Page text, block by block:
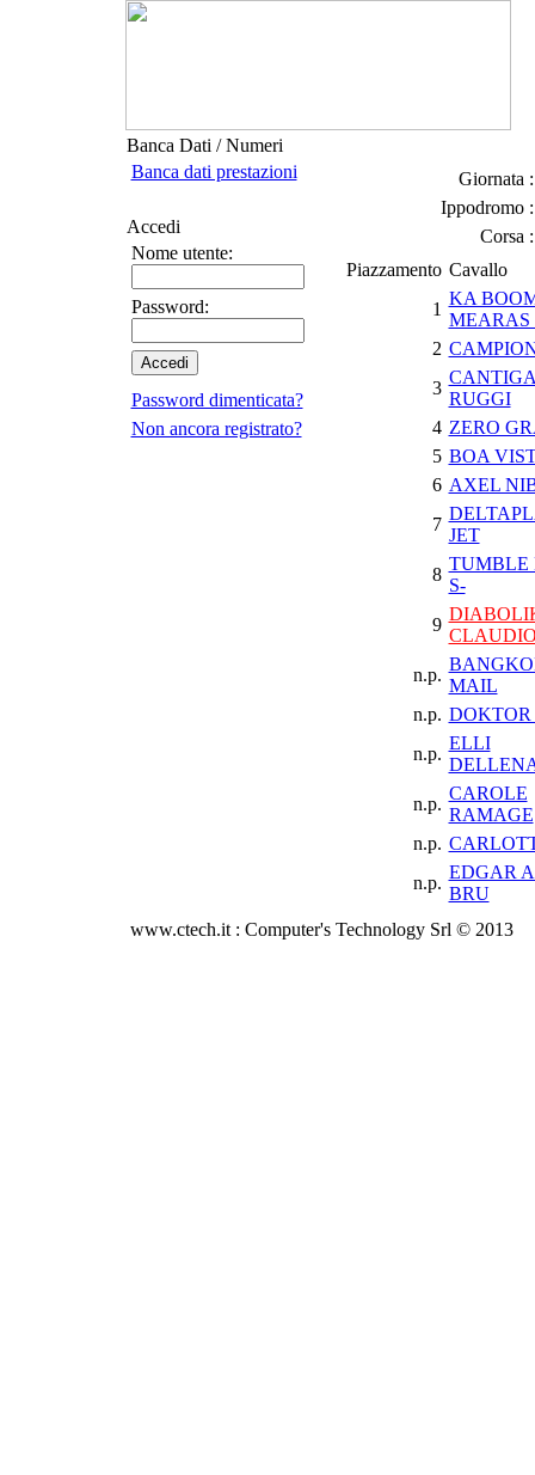
Banca Dati / Numeri
Banca dati prestazioni
Accedi
Nome utente:
Password:
Password dimenticata?
Non ancora registrato?
Giornata :
Ippodromo :
Corsa :
Piazzamento Cavallo
1
KA
MEARAS
2
3
RUGGI
4 ZERO
5 BOA
6 AXEL
7
JET
8
TUMBLE
S-
9
n.p.
MAIL
n.p.
n.p.
ELLI
n.p.
CAROLE
RAMAGE
n.p.
n.p.
EDGAR
BRU
www.ctech.it : Computer's Technology Srl © 2013